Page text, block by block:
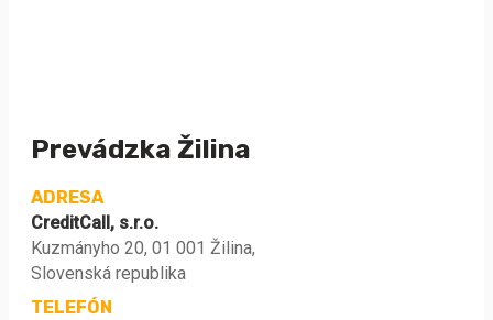
Prevádzka Žilina
ADRESA
CreditCall, s.r.o.
Kuzmányho 20, 01 001 Žilina,
Slovenská republika
TELEFÓN